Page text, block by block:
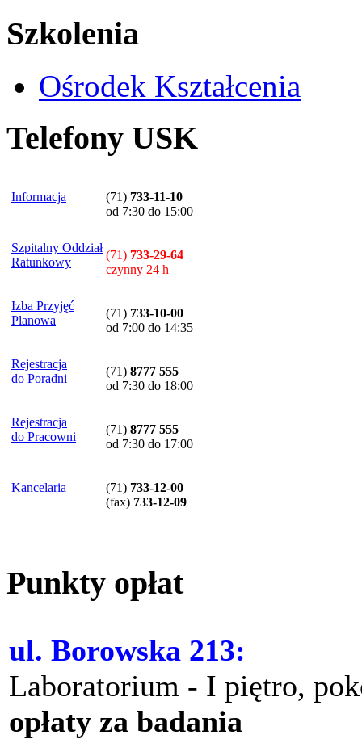
Szkolenia
Ośrodek Kształcenia
Telefony USK
Informacja (71) 733-11-10
od 7:30 do 15:00
Szpitalny Oddział
Ratunkowy
(71) 733-29-64
czynny 24 h
Izba Przyjęć
Planowa
(71) 733-10-00
od 7:00 do 14:35
Rejestracja
do Poradni
(71) 8777 555
od 7:30 do 18:00
Rejestracja
do Pracowni
(71) 8777 555
od 7:30 do 17:00
Kancelaria (71) 733-12-00
(fax) 733-12-09
Punkty opłat
ul. Borowska 213:
Laboratorium - I piętro,
opłaty za badania